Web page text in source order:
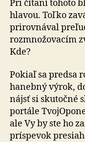
Pri čítaní tohoto
hlavou. Toľko
prirovnával
rozmnožovacím
Kde?
Pokiaľ sa predsa
hanebný výrok,
nájsť si skutočné
portále
ale Vy by ste ho
príspevok